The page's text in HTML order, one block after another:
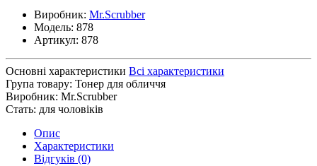
Виробник: Mr.Scrubber
Модель: 878
Артикул: 878
Основні характеристики Всі характеристики
Група товару: Тонер для обличчя
Виробник: Mr.Scrubber
Стать: для чоловіків
Опис
Характеристики
Відгуків (0)